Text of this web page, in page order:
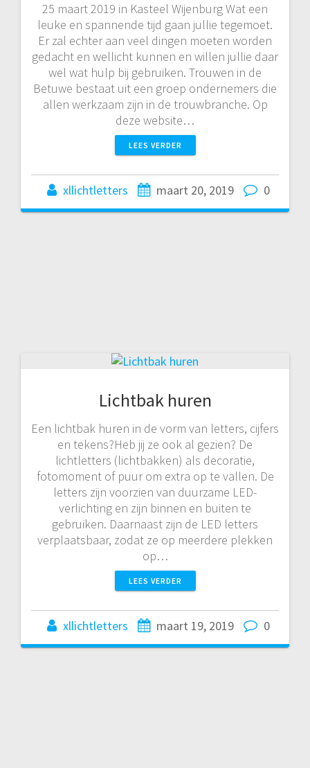
25 maart 2019 in Kasteel Wijenburg Wat een
leuke en spannende tijd gaan jullie tegemoet.
Er zal echter aan veel dingen moeten worden
gedacht en wellicht kunnen en willen jullie daar
wel wat hulp bij gebruiken. Trouwen in de
Betuwe bestaat uit een groep ondernemers die
allen werkzaam zijn in de trouwbranche. Op
deze website…
LEES VERDER
xllichtletters maart 20, 2019 0
Lichtbak huren
Een lichtbak huren in de vorm van letters, cijfers
en tekens?Heb jij ze ook al gezien? De
lichtletters (lichtbakken) als decoratie,
fotomoment of puur om extra op te vallen. De
letters zijn voorzien van duurzame LED-
verlichting en zijn binnen en buiten te
gebruiken. Daarnaast zijn de LED letters
verplaatsbaar, zodat ze op meerdere plekken
op…
LEES VERDER
xllichtletters maart 19, 2019 0